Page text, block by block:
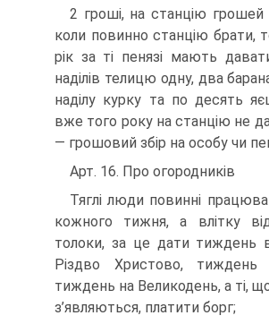
2 гроші, на станцію грошей
коли повинно станцію брати,
рік за ті пенязі мають
наділів телицю одну, два
наділу курку та по десять
вже того року на станцію не
— грошовий збір на особу чи
Арт. 16. Про огородників
Тяглі люди повинні
кожного тижня, а влітку
толоки, за це дати тиждень
Різдво Христово, тиждень
тиждень на Великодень, а ті,
з’являються, платити борг;